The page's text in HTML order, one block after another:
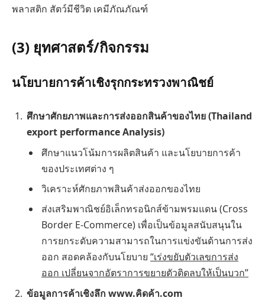
พลาสติก สัตว์มีชีวิต เคมีภัณภัณฑ์
(3) ยุทศาสตร์/กิจกรรม
นโยบายการค้าเชิงรุกกระทรวงพาณิชย์
ศึกษาศักยภาพและการส่งออกสินค้าของไทย (Thailand
export performance Analysis)
ศึกษาแนวโน้มการผลิตสินค้า และนโยบายการค้า
ของประเทศต่าง ๆ
วิเคราะห์ศักยภาพสินค้าส่งออกของไทย
ส่งเสริมพาณิชย์อิเล็กทรอนิกส์ข้ามพรมแดน (Cross
Border E-Commerce) เพื่อเป็นข้อมูลสนับสนุนใน
การยกระดับความสามารถในการแข่งขันด้านการส่ง
ออก สอดคล้องกับนโยบาย “เร่งขยับตัวเลขการส่ง
ออก เปลี่ยนจากอัตราการขยายตัวติดลบให้เป็นบวก”
ข้อมูลการค้าเชิงลึก www.คิดค้า.com